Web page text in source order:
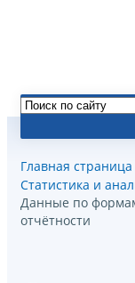
Главная страница
Статистика и
Данные по
отчётности